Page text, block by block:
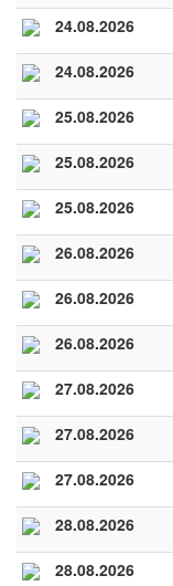
24.08.2026
24.08.2026
25.08.2026
25.08.2026
25.08.2026
26.08.2026
26.08.2026
26.08.2026
27.08.2026
27.08.2026
27.08.2026
28.08.2026
28.08.2026